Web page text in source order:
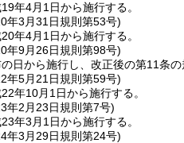
年4月1日から施行する。
年3月31日規則第53号)
年4月1日から施行する。
年9月26日規則第98号)
日から施行し、改正後の第11条
年5月21日規則第59号)
年10月1日から施行する。
年2月23日規則第7号)
年3月1日から施行する。
年3月29日規則第24号)